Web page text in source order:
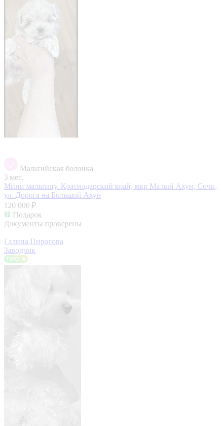
Мальтийская болонка
3 мес.
Мини мальтипу. Краснодарский край, мкр Малый Ахун, Сочи,
ул. Дорога на Большой Ахун
120 000 ₽
Подарок
Документы проверены
Галина Пирогова
Заводчик